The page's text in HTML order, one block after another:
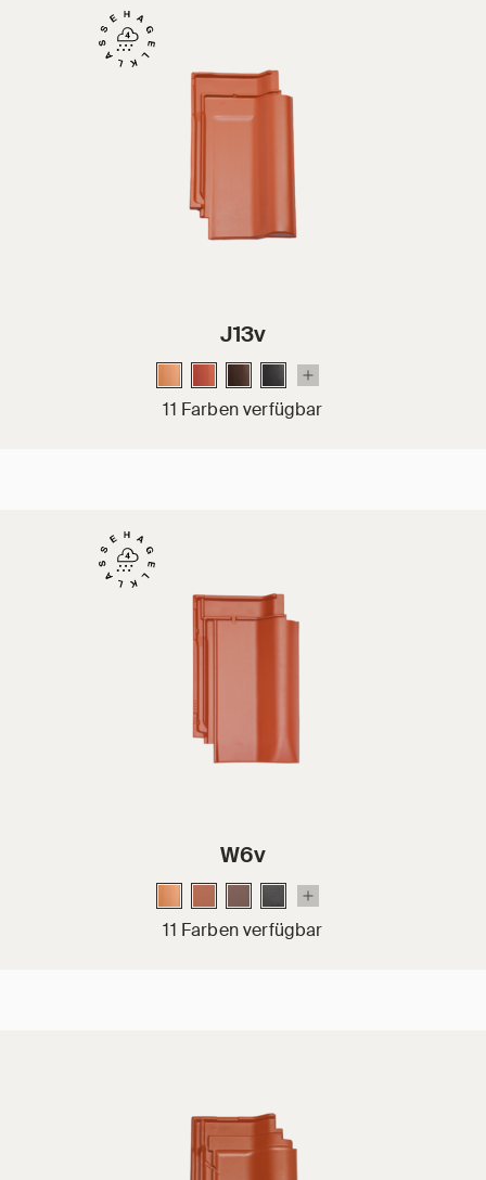
J13v
11 Farben verfügbar
W6v
11 Farben verfügbar